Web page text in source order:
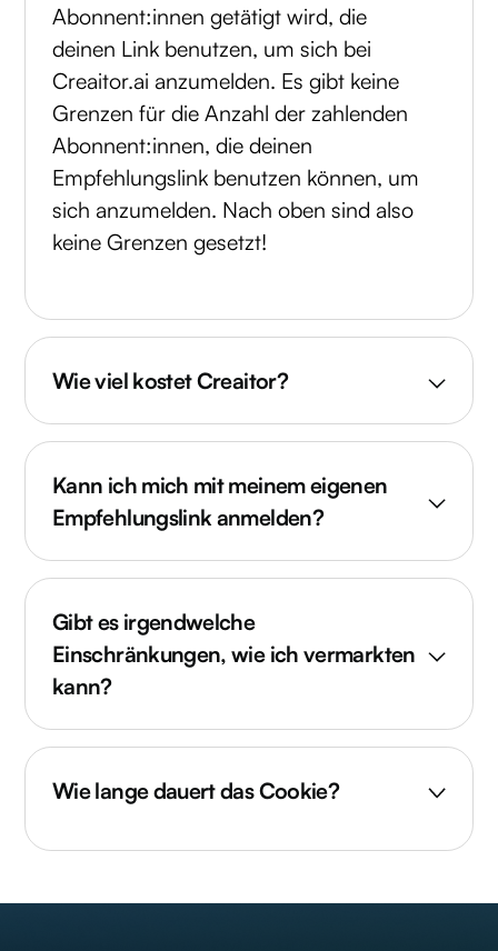
Abonnent:innen getätigt wird, die
deinen Link benutzen, um sich bei
Creaitor.ai anzumelden. Es gibt keine
Grenzen für die Anzahl der zahlenden
Abonnent:innen, die deinen
Empfehlungslink benutzen können, um
sich anzumelden. Nach oben sind also
keine Grenzen gesetzt!
Wie viel kostet Creaitor?
Kann ich mich mit meinem eigenen
Empfehlungslink anmelden?
Gibt es irgendwelche
Einschränkungen, wie ich vermarkten
kann?
Wie lange dauert das Cookie?